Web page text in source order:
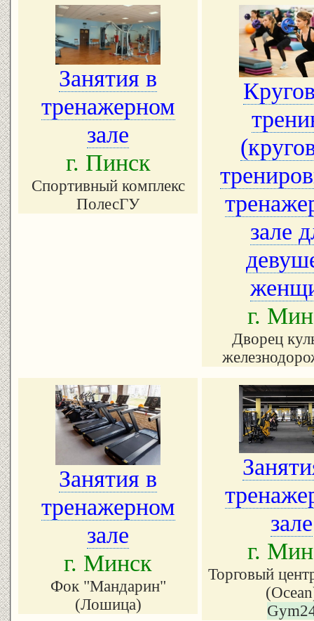
Занятия в
тренажерном
зале
г. Пинск
Спортивный комплекс
ПолесГУ
зале
г.
Дворец
Занятия в
тренажерном
зале
г. Минск
Фок "Мандарин"
(Лошица)
зале
г.
Торговый